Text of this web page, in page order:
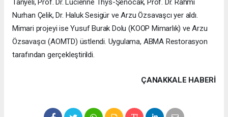
Tanyeli, Prof. Dr. Lucienne Thys-Şenocak, Prof. Dr. Rahmi
Nurhan Çelik, Dr. Haluk Sesigür ve Arzu Özsavaşcı yer aldı.
Mimari projeyi ise Yusuf Burak Dolu (KOOP Mimarlık) ve Arzu
Özsavaşcı (AOMTD) üstlendi. Uygulama, ABMA Restorasyon
tarafından gerçekleştirildi.
ÇANAKKALE HABERİ